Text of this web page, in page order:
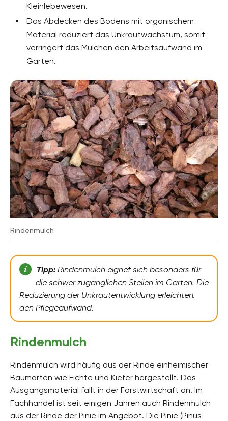
Kleinlebewesen.
Das Abdecken des Bodens mit organischem
Material reduziert das Unkrautwachstum, somit
verringert das Mulchen den Arbeitsaufwand im
Garten.
Rindenmulch
Tipp:Rindenmulch eignet sich besonders für
die schwer zugänglichen Stellen im Garten. Die
Reduzierung der Unkrautentwicklung erleichtert
den Pflegeaufwand.
Rindenmulch
Rindenmulch wird häufig aus der Rinde einheimischer
Baumarten wie Fichte und Kiefer hergestellt. Das
Ausgangsmaterial fällt in der Forstwirtschaft an. Im
Fachhandel ist seit einigen Jahren auch Rindenmulch
aus der Rinde der Pinie im Angebot. Die Pinie (Pinus